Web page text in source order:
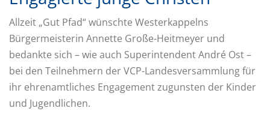
Allzeit „Gut Pfad“ wünschte Westerkappelns
Bürgermeisterin Annette Große-Heitmeyer und
bedankte sich – wie auch Superintendent André Ost –
bei den Teilnehmern der VCP-Landesversammlung für
ihr ehrenamtliches Engagement zugunsten der Kinder
und Jugendlichen.